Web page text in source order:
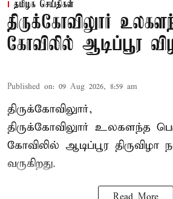
தமிழக செய்திகள்
திருக்கோவிலுார்
கோவிலில் ஆடிப்பூர
Published on: 09 Aug 2026, 8:59 am
திருக்கோவிலுார்,
திருக்கோவிலுார் உலகளந்த
கோவிலில் ஆடிப்பூர திருவிழா
வருகிறது.